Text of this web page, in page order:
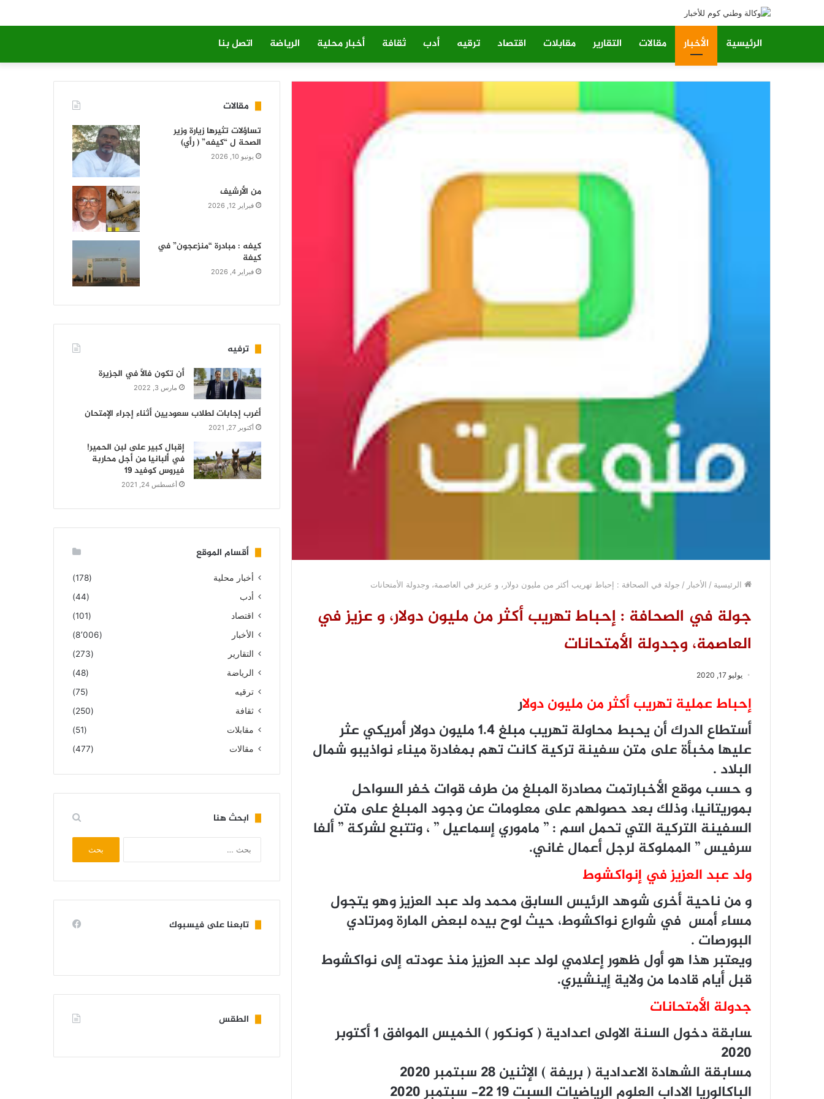
الرئيسية الأخبار مقالات التقارير مقابلات اقتصاد ترقيه أدب ثقافة أخبار محلية الرياضة اتصل بنا
الرئيسية / الأخبار / جولة في الصحافة : إحباط تهريب أكثر من مليون دولار، و عزيز في العاصمة، وجدولة الأمتحانات
جولة في الصحافة : إحباط تهريب أكثر من مليون دولار، و عزيز في
العاصمة، وجدولة الأمتحانات
يوليو 17, 2020
إحباط عملية تهريب أكثر من مليون دولار
ﺃستطاع الدرك أن يحبط ﻣﺤﺎﻭﻟﺔ ﺗﻬﺮﻳﺐ ﻣﺒﻠﻎ 1.4 ﻣﻠﻴﻮﻥ ﺩﻭﻻﺭ ﺃﻣﺮﻳﻜﻲ ﻋﺜﺮ
ﻋﻠﻴﻬﺎ مخبأة ﻋﻠﻰ ﻣﺘﻦ ﺳﻔﻴﻨﺔ ﺗﺮﻛﻴﺔ ﻛﺎﻧﺖ ﺗﻬﻢ ﺑﻤﻐﺎﺩﺭﺓ ﻣﻴﻨﺎﺀ ﻧﻮﺍﺫﻳﺒﻮ ﺷﻤﺎﻝ
ﺍﻟﺒﻼﺩ .
ﻭ حسب موقع الأخبارﺗﻤﺖ ﻣﺼﺎﺩﺭﺓ ﺍﻟﻤﺒﻠﻎ ﻣﻦ ﻃﺮﻑ ﻗﻮﺍﺕ ﺧﻔﺮ ﺍﻟﺴﻮﺍﺣﻞ
ﺑﻤﻮﺭﻳﺘﺎﻧﻴﺎ، ﻭﺫﻟﻚ ﺑﻌﺪ ﺣﺼﻮﻟﻬﻢ ﻋﻠﻰ ﻣﻌﻠﻮﻣﺎﺕ ﻋﻦ ﻭﺟﻮﺩ ﺍﻟﻤﺒﻠﻎ ﻋﻠﻰ ﻣﺘﻦ
ﺍﻟﺴﻔﻴﻨﺔ ﺍﻟﺘﺮﻛﻴﺔ ﺍﻟﺘﻲ ﺗﺤﻤﻞ ﺍﺳﻢ : ” ﻣﺎﻣﻮﺭﻱ ﺇﺳﻤﺎﻋﻴﻞ ” ، ﻭﺗﺘﺒﻊ ﻟﺸﺮﻛﺔ ” ﺃﻟﻔﺎ
ﺳﺮﻓﻴﺲ ” ﺍﻟﻤﻤﻠﻮﻛﺔ ﻟﺮﺟﻞ ﺃﻋﻤﺎﻝ ﻏﺎﻧﻲ.
ولد عبد العزيز في إنواكشوط
و من ناحية أخرى ﺷﻮﻫﺪ ﺍﻟﺮﺋﻴﺲ ﺍﻟﺴﺎﺑﻖ ﻣﺤﻤﺪ ﻭﻟﺪ ﻋﺒﺪ ﺍﻟﻌﺰﻳﺰ ﻭﻫﻮ ﻳﺘﺠﻮﻝ
مساء أمس ﻓﻲ ﺷﻮﺍﺭﻉ ﻧﻮﺍﻛﺸﻮﻁ، ﺣﻴﺚ ﻟﻮﺡ بيده ﻟﺒﻌﺾ ﺍﻟﻤﺎﺭﺓ ﻭﻣﺮﺗﺎﺩﻱ
ﺍﻟﺒﻮﺭﺻﺎﺕ .
ﻭﻳﻌﺘﺒﺮ ﻫﺬﺍ ﻫﻮ ﺃﻭﻝ ﻇﻬﻮﺭ ﺇﻋﻼﻣﻲ ﻟﻮﻟﺪ ﻋﺒﺪ ﺍﻟﻌﺰﻳﺰ ﻣﻨﺬ ﻋﻮﺩﺗﻪ ﺇﻟﻰ ﻧﻮﺍﻛﺸﻮﻁ
ﻗﺒﻞ ﺃﻳﺎﻡ ﻗﺎﺩﻣﺎ ﻣﻦ ﻭﻻﻳﺔ ﺇﻳﻨﺸﻴﺮﻱ.
جدولة الأمتحانات
ﺴﺎﺑﻘﺔ ﺩﺧﻮﻝ ﺍﻟﺴﻨﺔ ﺍﻻﻭﻟﻰ ﺍﻋﺪﺍﺩﻳﺔ ‏( ﻛﻮﻧﻜﻮﺭ ‏) ﺍﻟﺨﻤﻴﺲ ﺍﻟﻤﻮﺍﻓﻖ 1 ﺃﻛﺘﻮﺑﺮ
2020
ﻣﺴﺎﺑﻘﺔ ﺍﻟﺸﻬﺎﺩﺓ ﺍﻻﻋﺪﺍﺩﻳﺔ ‏( ﺑﺮﻳﻔﺔ ‏) ﺍﻹﺛﻨﻴﻦ 28 ﺳﺒﺘﻤﺒﺮ 2020
ﺍﻟﺒﺎﻛﺎﻟﻮﺭﻳﺎ ﺍﻻﺩﺍﺏ ﺍﻟﻌﻠﻮﻡ ﺍﻟﺮﻳﺎﺿﻴﺎﺕ ﺍﻟﺴﺒﺖ 19 22- ﺳﺒﺘﻤﺒﺮ 2020
مقالات
تساؤلات تثيرها زيارة وزير
الصحة ل “كيفه” ( رأي)
يونيو 10, 2026
من الأرشيف
فبراير 12, 2026
كيفه : مبادرة “منزعجون” في
كيفة
فبراير 4, 2026
ترفيه
أن تكون فالاً في الجزيرة
مارس 3, 2022
أغرب إجابات لطلاب سعوديين أثناء إجراء الإمتحان
أكتوبر 27, 2021
إقبال كبير على لبن الحمير!
في ألبانيا من أجل محاربة
فيروس كوفيد 19
أغسطس 24, 2021
أقسام الموقع
أخبار محلية
(178)
أدب
(44)
اقتصاد
(101)
الأخبار
(8٬006)
التقارير
(273)
الرياضة
(48)
ترقيه
(75)
ثقافة
(250)
مقابلات
(51)
مقالات
(477)
ابحث هنا
تابعنا على فيسبوك
الطقس